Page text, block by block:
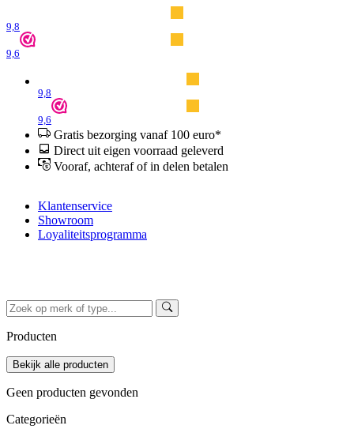
9,8
9,6
9,8
9,6
Gratis bezorging vanaf 100 euro*
Direct uit eigen voorraad geleverd
Vooraf, achteraf of in delen betalen
Klantenservice
Showroom
Loyaliteitsprogramma
Producten
Geen producten gevonden
Categorieën